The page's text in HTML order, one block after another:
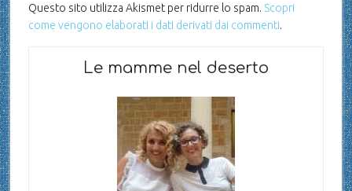
Questo sito utilizza Akismet per ridurre lo spam. Scopri
come vengono elaborati i dati derivati dai commenti.
Le mamme nel deserto